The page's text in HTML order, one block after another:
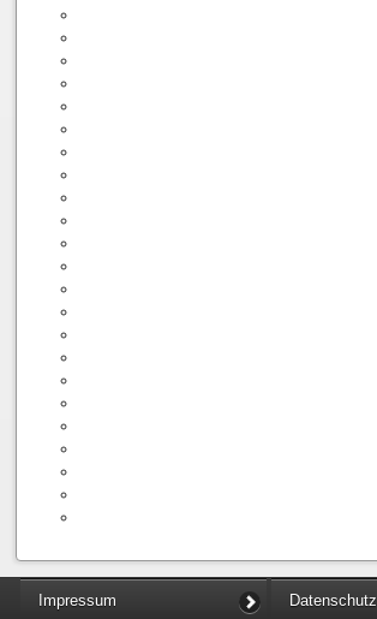
Impressum Datenschutz